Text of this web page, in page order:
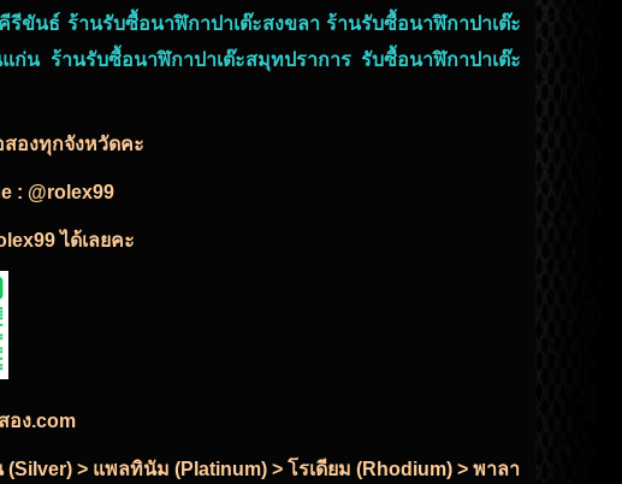
ขันธ์ ร้านรับซื้อนาฬิกาปาเต๊ะสงขลา ร้านรับซื้อนาฬิกาปาเต๊ะ
ก่น ร้านรับซื้อนาฬิกาปาเต๊ะสมุทปราการ รับซื้อนาฬิกาปาเต๊ะ
องทุกจังหวัดคะ
: @rolex99
ได้เลยคะ
อง.com
> แพลทินัม (Platinum) > โรเดียม (Rhodium) > พาลา